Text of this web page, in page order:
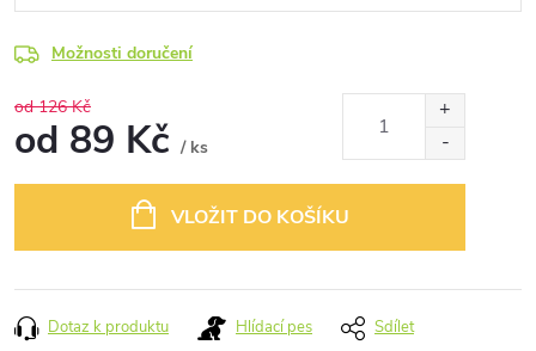
Možnosti doručení
od 126 Kč
od 89 Kč / ks
VLOŽIT DO KOŠÍKU
Dotaz k produktu Hlídací pes Sdílet